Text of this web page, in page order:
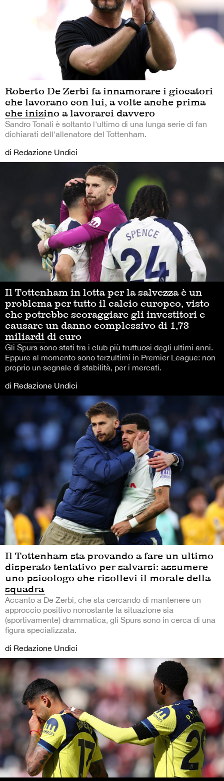
Roberto De Zerbi fa innamorare i giocatori
che lavorano con lui, a volte anche prima
che inizino a lavorarci davvero
Sandro Tonali è soltanto l'ultimo di una lunga serie di fan
dichiarati dell'allenatore del Tottenham.
di Redazione Undici
Il Tottenham in lotta per la salvezza è un
problema per tutto il calcio europeo, visto
che potrebbe scoraggiare gli investitori e
causare un danno complessivo di 1,73
miliardi di euro
Gli Spurs sono stati tra i club più fruttuosi degli ultimi anni.
Eppure al momento sono terzultimi in Premier League: non
proprio un segnale di stabilità, per i mercati.
di Redazione Undici
Il Tottenham sta provando a fare un ultimo
disperato tentativo per salvarsi: assumere
uno psicologo che risollevi il morale della
squadra
Accanto a De Zerbi, che sta cercando di mantenere un
approccio positivo nonostante la situazione sia
(sportivamente) drammatica, gli Spurs sono in cerca di una
figura specializzata.
di Redazione Undici